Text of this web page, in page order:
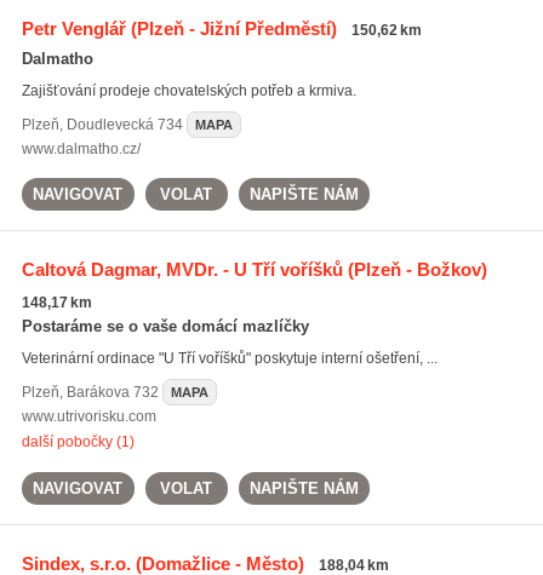
Petr Venglář(Plzeň - Jižní Předměstí) 150,62 km
Dalmatho
Zajišťování prodeje chovatelských potřeb a krmiva.
Plzeň, Doudlevecká 734 MAPA
www.dalmatho.cz/
NAVIGOVAT VOLAT NAPIŠTE NÁM
Caltová Dagmar, MVDr. - U Tří voříšků(Plzeň - Božkov)
148,17 km
Postaráme se o vaše domácí mazlíčky
Veterinární ordinace "U Tří voříšků" poskytuje interní ošetření, ...
Plzeň, Barákova 732 MAPA
www.utrivorisku.com
další pobočky (1)
NAVIGOVAT VOLAT NAPIŠTE NÁM
Sindex, s.r.o.(Domažlice - Město) 188,04 km